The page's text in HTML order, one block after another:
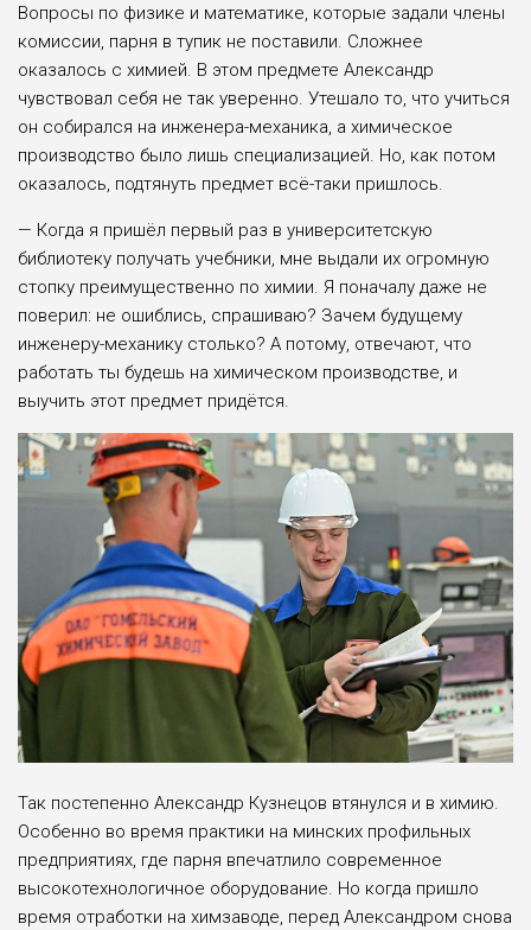
Вопросы по физике и математике, которые задали члены
комиссии, парня в тупик не поставили. Сложнее
оказалось с химией. В этом предмете Александр
чувствовал себя не так уверенно. Утешало то, что учиться
он собирался на инженера-механика, а химическое
производство было лишь специализацией. Но, как потом
оказалось, подтянуть предмет всё-таки пришлось.
— Когда я пришёл первый раз в университетскую
библиотеку получать учебники, мне выдали их огромную
стопку преимущественно по химии. Я поначалу даже не
поверил: не ошиблись, спрашиваю? Зачем будущему
инженеру-механику столько? А потому, отвечают, что
работать ты будешь на химическом производстве, и
выучить этот предмет придётся.
Так постепенно Александр Кузнецов втянулся и в химию.
Особенно во время практики на минских профильных
предприятиях, где парня впечатлило современное
высокотехнологичное оборудование. Но когда пришло
время отработки на химзаводе, перед Александром снова